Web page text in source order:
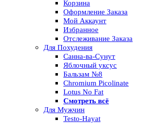
Корзина
Оформление Заказа
Мой Аккаунт
Избранное
Отслеживание Заказа
Для Похудения
Санна-ва-Сунут
Яблочный уксус
Бальзам №8
Chromium Picolinate
Lotus No Fat
Смотреть всё
Для Мужчин
Testo-Hayat